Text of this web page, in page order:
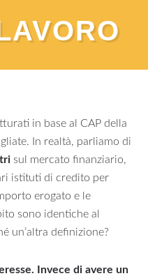
in base al CAP della
In realtà, parliamo di
sul mercato finanziario,
istituti di credito per
erogato e le
sono identiche al
un’altra definizione?
Invece di avere un